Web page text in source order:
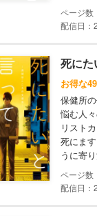
配信日：
死に
お得な
保健所
悩む人
リスト
死にま
うに寄
配信日：